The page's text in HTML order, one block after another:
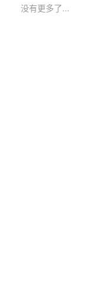
没有更多了...